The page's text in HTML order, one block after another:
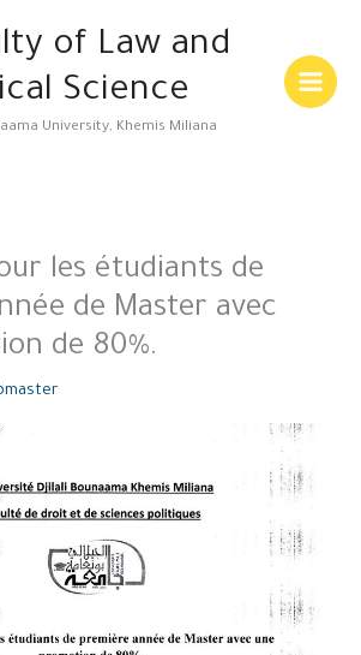
of Law and
Science
University, Khemis Miliana
Menu
les étudiants de
de Master avec
de 80%.